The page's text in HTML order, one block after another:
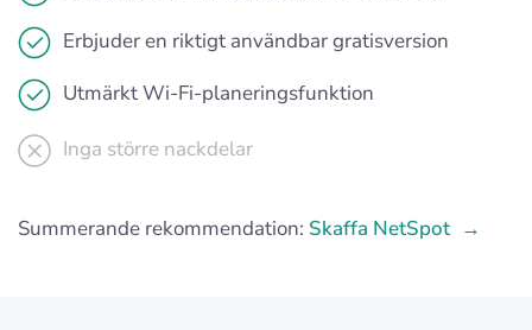
Erbjuder en riktigt användbar gratisversion
Utmärkt Wi-Fi-planeringsfunktion
Inga större nackdelar
Summerande rekommendation: Skaffa NetSpot